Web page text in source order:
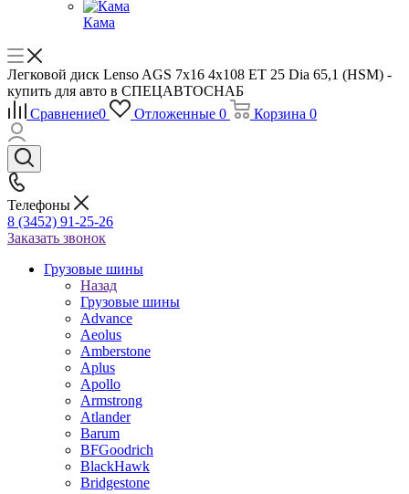
Кама
Легковой диск Lenso AGS 7x16 4x108 ET 25 Dia 65,1 (HSM) -
купить для авто в СПЕЦАВТОСНАБ
Сравнение0 Отложенные 0 Корзина 0
Телефоны
8 (3452) 91-25-26
Заказать звонок
Грузовые шины
Назад
Грузовые шины
Advance
Aeolus
Amberstone
Aplus
Apollo
Armstrong
Atlander
Barum
BFGoodrich
BlackHawk
Bridgestone